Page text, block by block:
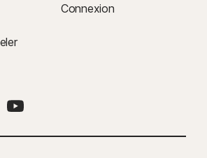
Connexion